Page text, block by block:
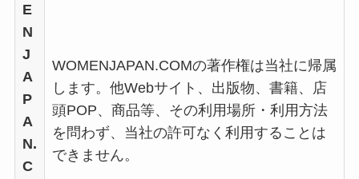
E
N
J
A
P
A
N.
C
WOMENJAPAN.COMの著作権は当社に帰属
します。他Webサイト、出版物、書籍、店
頭POP、商品等、その利用場所・利用方法
を問わず、当社の許可なく利用することは
できません。